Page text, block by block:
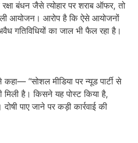
बंधन जैसे त्योहार पर शराब ऑफर, तो
आयोजन। आरोप है कि ऐसे आयोजनों
गतिविधियों का जाल भी फैल रहा है।
“सोशल मीडिया पर न्यूड पार्टी से
मिली है। किसने यह पोस्ट किया है,
पाए जाने पर कड़ी कार्रवाई की